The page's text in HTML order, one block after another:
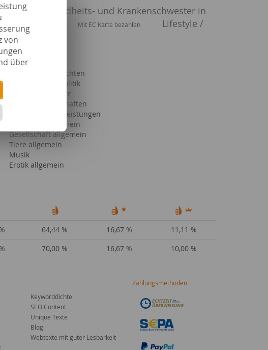
von
über
Gesundheits- und Krankenschwester in
lassen Mit EC Karte bezahlen
Lifestyle /
erotische Geschichten
Gesellschaft & Politik
Musikinstrumente
Geisteswissenschaften
erotische Dienstleistungen
Tourismus allgemein
Gesellschaft allgemein
Tiere allgemein
Musik
Erotik allgemein
64,44 % 16,67 %
11,11 %
70,00 % 16,67 % 10,00 %
Keyworddichte
SEO Content
Unique Texte
Blog
Webtexte mit guter Lesbarkeit
Zahlungsmethoden